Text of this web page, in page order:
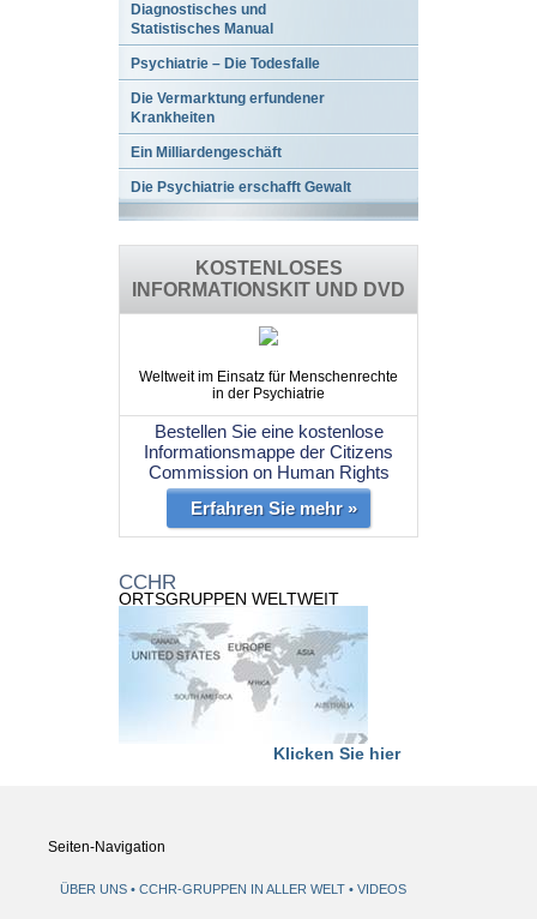
Diagnostisches und
Statistisches Manual
Psychiatrie – Die Todesfalle
Die Vermarktung erfundener
Krankheiten
Ein Milliardengeschäft
Die Psychiatrie erschafft Gewalt
KOSTENLOSES
INFORMATIONSKIT UND DVD
Weltweit im Einsatz für Menschenrechte
in der Psychiatrie
Bestellen Sie eine kostenlose
Informationsmappe der Citizens
Commission on Human Rights
Erfahren Sie mehr »
CCHR
ORTSGRUPPEN WELTWEIT
Klicken Sie hier
Seiten-Navigation
ÜBER UNS CCHR-GRUPPEN IN ALLER WELT VIDEOS